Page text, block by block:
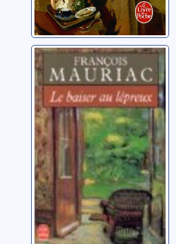
Le baiser au
lépreux
Mauriac, François